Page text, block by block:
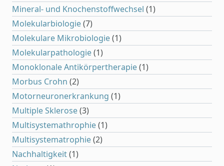
Mineral- und Knochenstoffwechsel (1)
Molekularbiologie(7)
Molekulare Mikrobiologie(1)
Molekularpathologie(1)
Monoklonale Antikörpertherapie(1)
Morbus Crohn (2)
Motorneuronerkrankung (1)
Multiple Sklerose(3)
Multisystemathrophie(1)
Multisystematrophie(2)
Nachhaltigkeit(1)